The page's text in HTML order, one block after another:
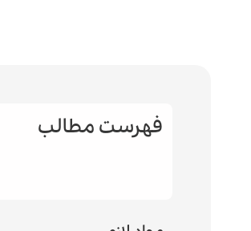
فهرست مطالب